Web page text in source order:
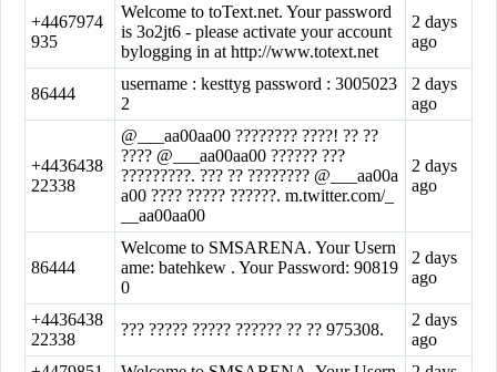
+4467974
935
Welcome to toText.net. Your password
is 3o2jt6 - please activate your account
bylogging in at http://www.totext.net
2 days
ago
86444
username : kesttyg password : 3005023
2
2 days
ago
+4436438
22338
@___aa00aa00 ???????? ????! ?? ??
???? @___aa00aa00 ?????? ???
?????????. ??? ?? ???????? @___aa00a
a00 ???? ????? ??????. m.twitter.com/_
__aa00aa00
2 days
ago
86444
Welcome to SMSARENA. Your Usern
ame: batehkew . Your Password: 90819
0
2 days
ago
+4436438
22338
??? ????? ????? ?????? ?? ?? 975308.
2 days
ago